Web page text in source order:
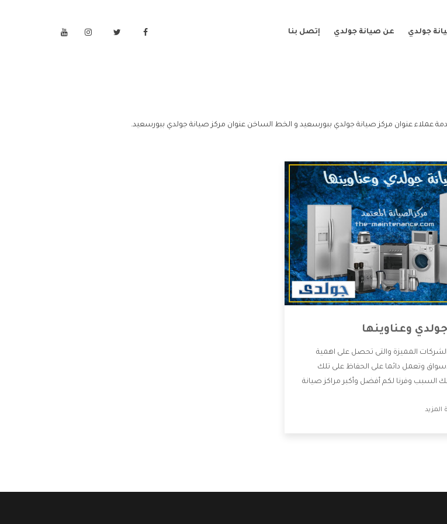
جولدي عن صيانة جولدي إتصل بنا
عملاء عنوان مركز صيانة جولدي ببورسعيد و الخط الساخن عنوان مركز صيانة جولدي ببورسعيد.
وعناوينها
المميزة والتى تحصل على اهمية
وتعمل دائما على الحفاظ على تلك
السبب وفرنا لكم أفضل وأكبر مراكز صيانة
بتصليح جميع المنتجات دون اى ازعاج